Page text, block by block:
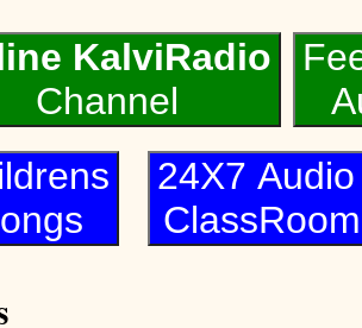
KalviRadio
Channel
24X7
ClassRoom